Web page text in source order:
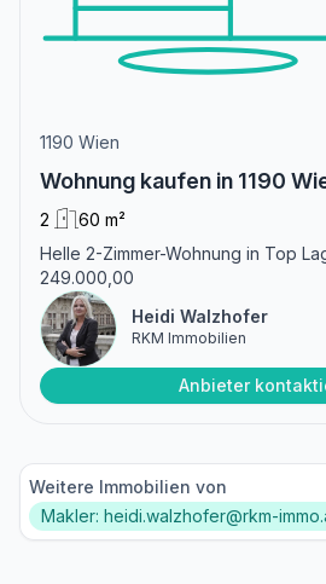
1190 Wien
Wohnung kaufen in 1190
2
60 m²
Helle 2-Zimmer-Wohnung in Top
249.000,00
Heidi Walzhofer
RKM Immobilien
Anbieter
Weitere Immobilien von
Makler: heidi.walzhofer@rkm-